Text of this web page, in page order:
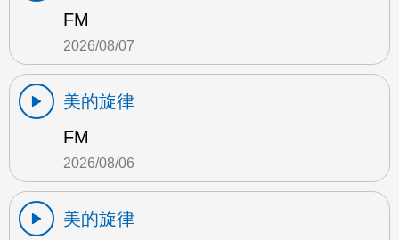
FM
2026/08/07
美的旋律
FM
2026/08/06
美的旋律